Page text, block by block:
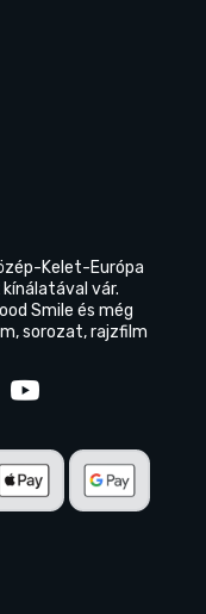
Kelet-Európa
vár.
Smile és még
sorozat, rajzfilm